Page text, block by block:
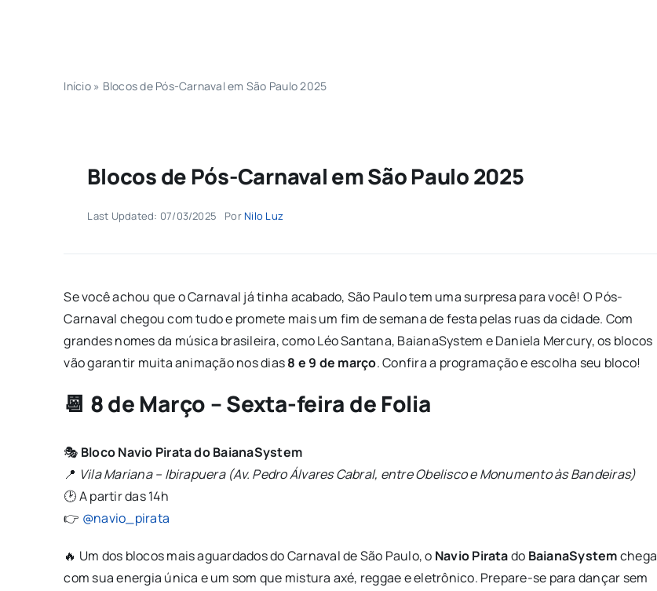
Início» Blocos de Pós-Carnaval em São Paulo 2025
Blocos de Pós-Carnaval em São Paulo 2025
Last Updated: 07/03/2025 PorNilo Luz
Se você achou que o Carnaval já tinha acabado, São Paulo tem uma surpresa para você! O Pós-
Carnaval chegou com tudo e promete mais um fim de semana de festa pelas ruas da cidade. Com
grandes nomes da música brasileira, como Léo Santana, BaianaSystem e Daniela Mercury, os blocos
vão garantir muita animação nos dias8 e 9 de março. Confira a programação e escolha seu bloco!
📆 8 de Março – Sexta-feira de Folia
🎭 Bloco Navio Pirata do BaianaSystem
📍 Vila Mariana – Ibirapuera (Av. Pedro Álvares Cabral, entre Obelisco e Monumento às Bandeiras)
🕑 A partir das 14h
👉 @navio_pirata
🔥 Um dos blocos mais aguardados do Carnaval de São Paulo, o Navio Piratado BaianaSystemchega
com sua energia única e um som que mistura axé, reggae e eletrônico. Prepare-se para dançar sem